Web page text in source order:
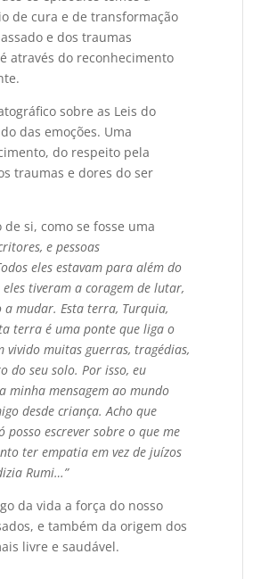
de cura e de transformação
e dos traumas
através do reconhecimento
sobre as Leis do
das emoções. Uma
do respeito pela
traumas e dores do ser
si, como se fosse uma
e pessoas
eles estavam para além do
tiveram a coragem de lutar,
a mudar. Esta terra, Turquia,
terra é uma ponte que liga o
muitas guerras, tragédias,
do seu solo. Por isso, eu
minha mensagem ao mundo
desde criança. Acho que
escrever sobre o que me
ter empatia em vez de juízos
Rumi…”
da vida a força do nosso
e também da origem dos
livre e saudável.